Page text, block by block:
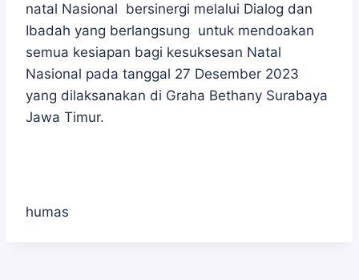
natal Nasional bersinergi melalui Dialog dan
Ibadah yang berlangsung untuk mendoakan
semua kesiapan bagi kesuksesan Natal
Nasional pada tanggal 27 Desember 2023
yang dilaksanakan di Graha Bethany Surabaya
Jawa Timur.
humas